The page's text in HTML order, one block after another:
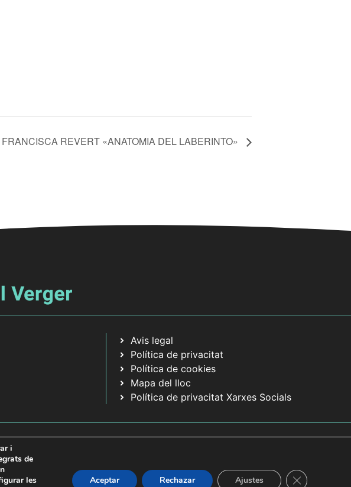
REVERT «ANATOMIA DEL LABERINTO»
Avis legal
Política de privacitat
Política de cookies
Mapa del lloc
Política de privacitat Xarxes Socials
i
de
les
Aceptar Rechazar Ajustes Tanca el